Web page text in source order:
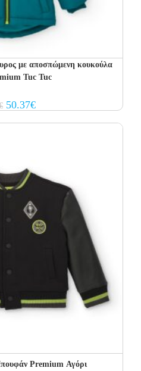
με αποσπώμενη κουκούλα
Tuc Tuc
Original
price
50.37€Current
price
Premium Αγόρι